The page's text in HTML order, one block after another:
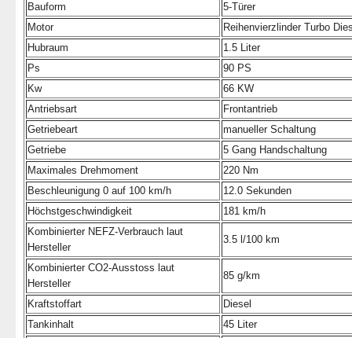
Bauform
5-Türer
Motor
Reihenvierzlinder Turbo
Hubraum
1.5 Liter
Ps
90 PS
Kw
66 KW
Antriebsart
Frontantrieb
Getriebeart
manueller Schaltung
Getriebe
5 Gang Handschaltung
Maximales Drehmoment
220 Nm
Beschleunigung 0 auf 100 km/h
12.0 Sekunden
Höchstgeschwindigkeit
181 km/h
Kombinierter NEFZ-Verbrauch laut
Hersteller
3.5 l/100 km
Kombinierter CO2-Ausstoss laut
Hersteller
85 g/km
Kraftstoffart
Diesel
Tankinhalt
45 Liter